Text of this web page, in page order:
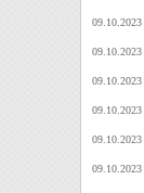
09.10.2023
09.10.2023
09.10.2023
09.10.2023
09.10.2023
09.10.2023